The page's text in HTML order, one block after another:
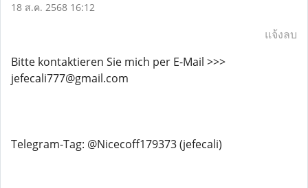
18 ส.ค. 2568 16:12
แจ้งลบ
Bitte kontaktieren Sie mich per E-Mail >>>
jefecali777@gmail.com
Telegram-Tag: @Nicecoff179373 (jefecali)